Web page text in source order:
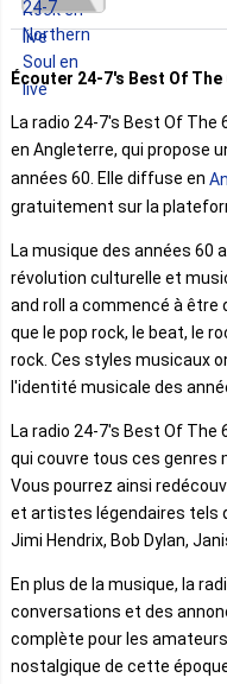
Écouter 24-7's Best Of
La radio 24-7's Best Of The
en Angleterre, qui propose
années 60. Elle diffuse en
gratuitement sur la
La musique des années 60
révolution culturelle et
and roll a commencé à être
que le pop rock, le beat, le
rock. Ces styles musicaux
l'identité musicale des
La radio 24-7's Best Of
qui couvre tous ces genres
Vous pourrez ainsi
et artistes légendaires tels
Jimi Hendrix, Bob Dylan,
En plus de la musique, la
conversations et des
complète pour les
nostalgique de cette